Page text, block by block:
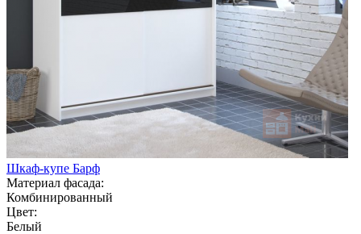
Шкаф-купе Барф
Материал фасада:
Комбинированный
Цвет:
Белый